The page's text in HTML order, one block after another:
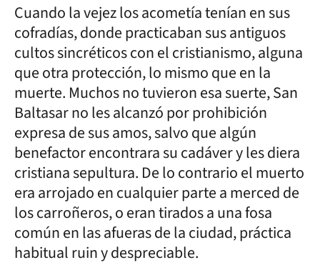
Cuando la vejez los acometía tenían en sus
cofradías, donde practicaban sus antiguos
cultos sincréticos con el cristianismo, alguna
que otra protección, lo mismo que en la
muerte. Muchos no tuvieron esa suerte, San
Baltasar no les alcanzó por prohibición
expresa de sus amos, salvo que algún
benefactor encontrara su cadáver y les diera
cristiana sepultura. De lo contrario el muerto
era arrojado en cualquier parte a merced de
los carroñeros, o eran tirados a una fosa
común en las afueras de la ciudad, práctica
habitual ruin y despreciable.